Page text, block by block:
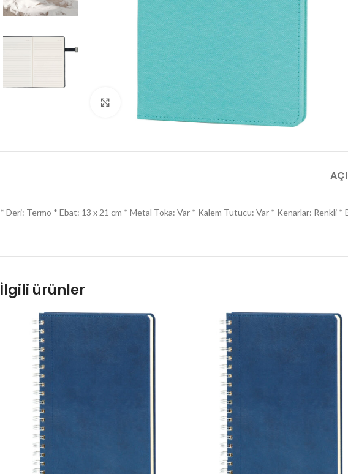
Click to enlarge
* Deri: Termo * Ebat: 13 x 21 cm * Metal Toka: Var * Kalem Tutucu: Var * Kenarlar: Renkli *
İlgili ürünler